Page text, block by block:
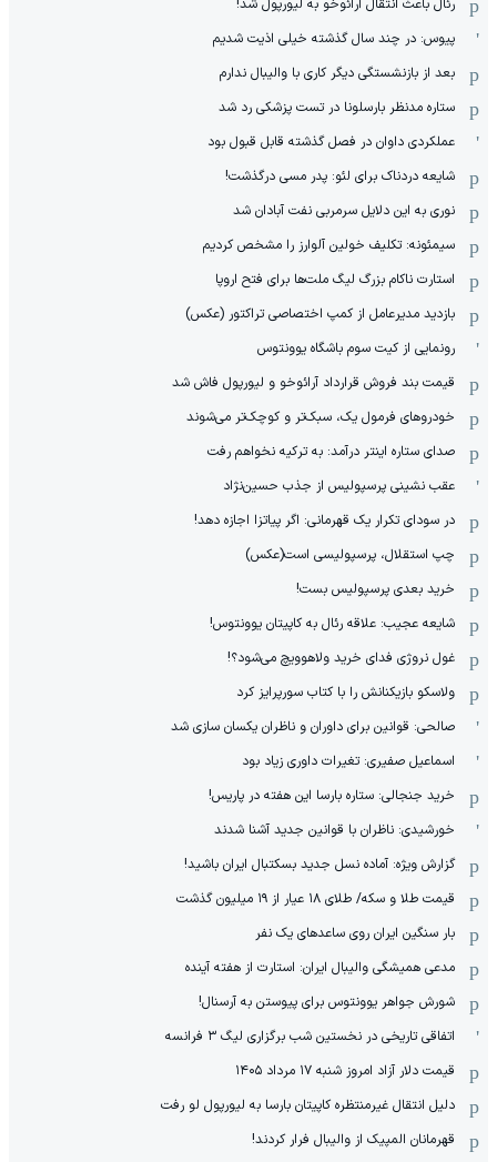
رئال باعث انتقال آرائوخو به لیورپول شد!
پیوس: در چند سال گذشته خیلی اذیت شدیم
بعد از بازنشستگی دیگر کاری با والیبال ندارم
ستاره مدنظر بارسلونا در تست پزشکی رد شد
عملکردی داوان در فصل گذشته قابل قبول بود
شایعه دردناک برای لئو: پدر مسی درگذشت!
نوری به این دلایل سرمربی نفت آبادان شد
سیمئونه: تکلیف خولین آلوارز را مشخص کردیم
استارت ناکام بزرگ لیگ ملت‌ها برای فتح اروپا
بازدید مدیرعامل از کمپ اختصاصی تراکتور (عکس)
رونمایی از کیت سوم باشگاه یوونتوس
قیمت بند فروش قرارداد آرائوخو و لیورپول فاش شد
خودروهای فرمول یک، سبک‌تر و کوچک‌تر می‌شوند
صدای ستاره اینتر درآمد: به ترکیه نخواهم رفت
عقب نشینی پرسپولیس از جذب حسین‌نژاد
در سودای تکرار یک قهرمانی: اگر پیاتزا اجازه دهد!
چپ استقلال، پرسپولیسی است(عکس)
خرید بعدی پرسپولیس بست!
شایعه عجیب: علاقه رئال به کاپیتان یوونتوس!
غول نروژی فدای خرید ولاهوویچ می‌شود؟!
ولاسکو بازیکنانش را با کتاب سورپرایز کرد
صالحی: قوانین برای داوران و ناظران یکسان سازی شد
اسماعیل صفیری: تغیرات داوری زیاد بود
خرید جنجالی: ستاره بارسا این هفته در پاریس!
خورشیدی: ناظران با قوانین جدید آشنا شدند
گزارش ویژه‌: آماده نسل جدید بسکتبال ایران باشید!
قیمت طلا و سکه/ طلای ۱۸ عیار از ۱۹ میلیون گذشت
بار سنگین ایران روی ساعدهای یک نفر
مدعی همیشگی والیبال ایران: استارت از هفته آینده
شورش جواهر یوونتوس برای پیوستن به آرسنال!
اتفاقی تاریخی در نخستین شب برگزاری لیگ ۳ فرانسه
قیمت دلار آزاد امروز شنبه ۱۷ مرداد ۱۴۰۵
دلیل انتقال غیرمنتظره کاپیتان بارسا به لیورپول لو رفت
قهرمانان المپیک از والیبال فرار کردند!